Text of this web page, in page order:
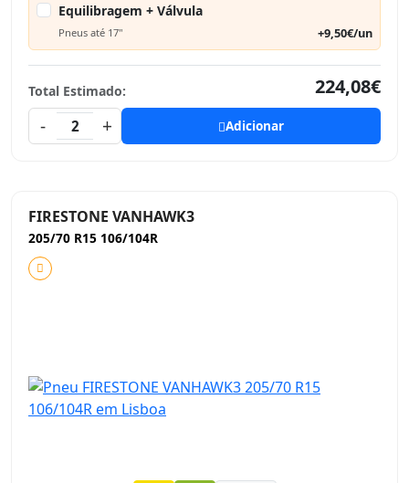
Equilibragem + Válvula
Pneus até 17" +9,50€/un
Total Estimado:
224,08€
-
2 + Adicionar
FIRESTONE VANHAWK3
205/70 R15 106/104R